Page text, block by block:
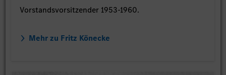
Vorstandsvorsitzender 1953-1960.
Mehr zu Fritz Könecke